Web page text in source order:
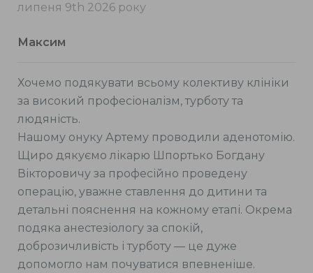
липеня 9th 2026 року
Максим
Хочемо подякувати всьому колективу клініки
за високий професіоналізм, турботу та
людяність.
Нашому онуку Артему проводили аденотомію.
Щиро дякуємо лікарю Шпортько Богдану
Вікторовичу за професійно проведену
операцію, уважне ставлення до дитини та
детальні пояснення на кожному етапі. Окрема
подяка анестезіологу за спокій,
доброзичливість і турботу — це дуже
допомогло нам почуватися впевненіше.